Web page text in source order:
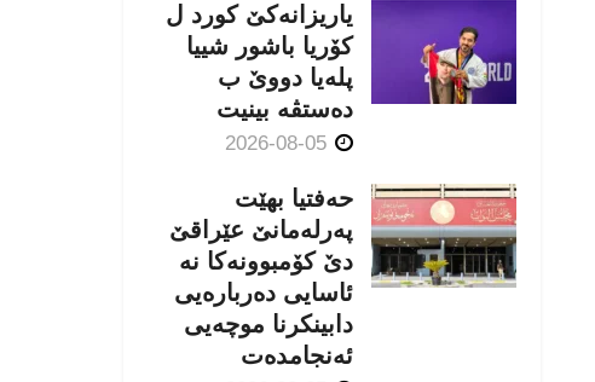
یاریزانەكێ کورد ل
کۆریا باشور شییا
پلەیا دووێ ب
دەستڤە بینیت
حەفتیا بهێت
پەرلەمانێ عێراقێ
دێ کۆمبوونەکا نە
ئاسایی دەربارەیی
دابینکرنا موچەیی
ئەنجامدەت